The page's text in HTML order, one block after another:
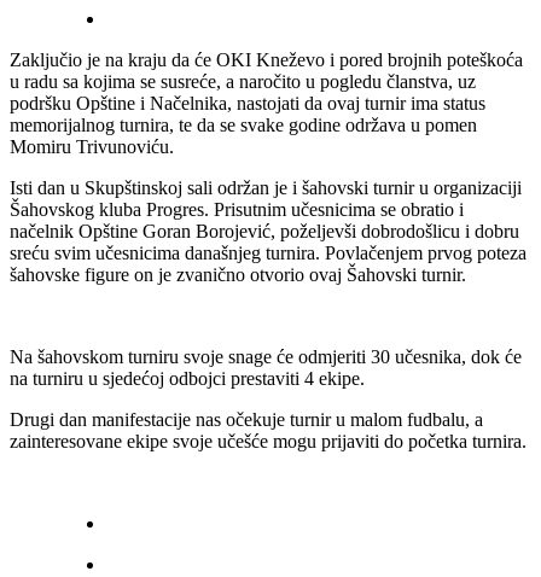
Zaključio je na kraju da će OKI Kneževo i pored brojnih poteškoća
u radu sa kojima se susreće, a naročito u pogledu članstva, uz
podršku Opštine i Načelnika, nastojati da ovaj turnir ima status
memorijalnog turnira, te da se svake godine održava u pomen
Momiru Trivunoviću.
Isti dan u Skupštinskoj sali održan je i šahovski turnir u organizaciji
Šahovskog kluba Progres. Prisutnim učesnicima se obratio i
načelnik Opštine Goran Borojević, poželjevši dobrodošlicu i dobru
sreću svim učesnicima današnjeg turnira. Povlačenjem prvog poteza
šahovske figure on je zvanično otvorio ovaj Šahovski turnir.
Na šahovskom turniru svoje snage će odmjeriti 30 učesnika, dok će
na turniru u sjedećoj odbojci prestaviti 4 ekipe.
Drugi dan manifestacije nas očekuje turnir u malom fudbalu, a
zainteresovane ekipe svoje učešće mogu prijaviti do početka turnira.